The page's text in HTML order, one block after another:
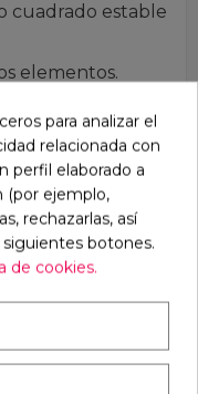
cuadrado estable
elementos.
con
para analizar el
relacionada con
perfil elaborado a
(por ejemplo,
rechazarlas, así
botones.
de cookies.